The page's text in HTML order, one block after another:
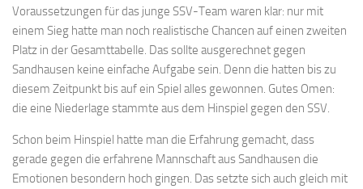
Voraussetzungen für das junge SSV-Team waren klar: nur mit
einem Sieg hatte man noch realistische Chancen auf einen zweiten
Platz in der Gesamttabelle. Das sollte ausgerechnet gegen
Sandhausen keine einfache Aufgabe sein. Denn die hatten bis zu
diesem Zeitpunkt bis auf ein Spiel alles gewonnen. Gutes Omen:
die eine Niederlage stammte aus dem Hinspiel gegen den SSV.
Schon beim Hinspiel hatte man die Erfahrung gemacht, dass
gerade gegen die erfahrene Mannschaft aus Sandhausen die
Emotionen besondern hoch gingen. Das setzte sich auch gleich mit